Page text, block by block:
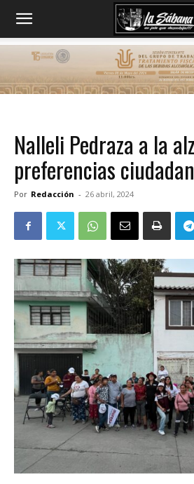
Nalleli Pedraza a la
preferencias
Por Redacción - 26 abril, 2024